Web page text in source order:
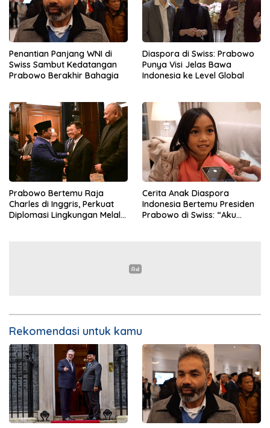
Penantian Panjang WNI di
Swiss Sambut Kedatangan
Prabowo Berakhir Bahagia
Diaspora di Swiss: Prabowo
Punya Visi Jelas Bawa
Indonesia ke Level Global
Prabowo Bertemu Raja
Charles di Inggris, Perkuat
Diplomasi Lingkungan Melalui
Cerita Anak Diaspora
Indonesia Bertemu Presiden
Prabowo di Swiss: “Aku
Rekomendasi untuk kamu